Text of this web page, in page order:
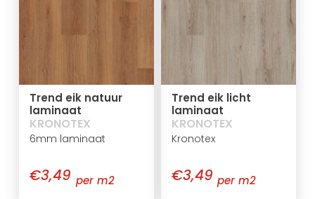
Trend eik natuur
laminaat
KRONOTEX
6mm laminaat
€3,49 per m2
Trend eik licht
laminaat
KRONOTEX
Kronotex
€3,49 per m2